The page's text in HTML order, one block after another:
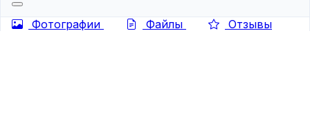
Фотографии Файлы Отзывы